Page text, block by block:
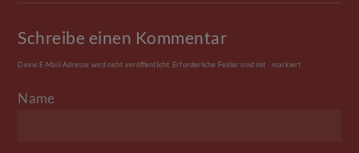
Schreibe einen Kommentar
Deine E-Mail-Adresse wird nicht veröffentlicht. Erforderliche Felder sind mit markiert
Name